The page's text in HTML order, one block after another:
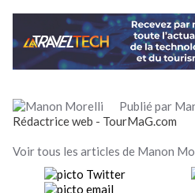
Publié par
Rédactrice web - TourMaG.com
Voir tous les articles de Manon